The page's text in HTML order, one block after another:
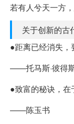
若有人兮天一方
关于创新的古
●距离已经消失，
——托马斯·彼得
●致富的秘诀，在
——陈玉书